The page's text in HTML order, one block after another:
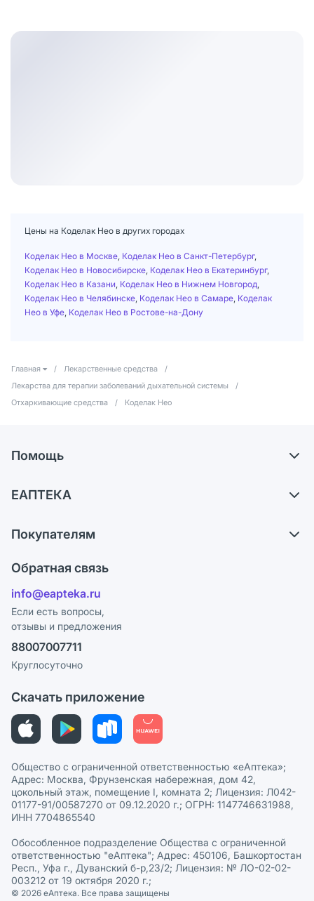
Цены на Коделак Нео в других городах
Коделак Нео в Москве Коделак Нео в Санкт-Петербург,
Коделак Нео в Новосибирске Коделак Нео в Екатеринбург,
Коделак Нео в Казани Коделак Нео в Нижнем Новгород
Коделак Нео в Челябинске Коделак Нео в Самаре Коделак
Нео в Уфе Коделак Нео в Ростове-на-Дону
Главная / Лекарственные средства
/
Лекарства для терапии заболеваний дыхательной системы
/
Отхаркивающие средства
/ Коделак Нео
Помощь
Обмен и возврат
Блог
ЕАПТЕКА
Карьера
Поставщики
Лицензия
Реклама на сайте
Ваши товары на ЕАПТЕКЕ
Покупателям
Программа СберСпасибо
Политика конфиденциальности
Пользовательское соглашение
Политика рекомендаций
Этика и соответствие
Политика в отношении обработки персональных данных
Обратная связь
info@eapteka.ru
Если есть вопросы,
отзывы и предложения
88007007711
Круглосуточно
Скачать приложение
Общество с ограниченной ответственностью «еАптека»;
Адрес: Москва, Фрунзенская набережная, дом 42,
цокольный этаж, помещение I, комната 2; Лицензия: Л042-
01177-91/00587270 от 09.12.2020 г.; ОГРН: 1147746631988,
ИНН 7704865540
Обособленное подразделение Общества с ограниченной
ответственностью "еАптека"; Адрес: 450106, Башкортостан
Респ., Уфа г., Дуванский б-р,23/2; Лицензия: № ЛО-02-02-
003212 от 19 октября 2020 г.;
© 2026 eАптека. Все права защищены